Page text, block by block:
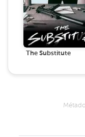
The Substitute